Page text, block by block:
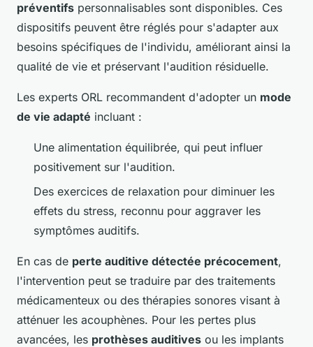
préventifs personnalisables sont disponibles. Ces
dispositifs peuvent être réglés pour s'adapter aux
besoins spécifiques de l'individu, améliorant ainsi la
qualité de vie et préservant l'audition résiduelle.
Les experts ORL recommandent d'adopter un mode
de vie adapté incluant :
Une alimentation équilibrée, qui peut influer
positivement sur l'audition.
Des exercices de relaxation pour diminuer les
effets du stress, reconnu pour aggraver les
symptômes auditifs.
En cas de perte auditive détectée précocement,
l'intervention peut se traduire par des traitements
médicamenteux ou des thérapies sonores visant à
atténuer les acouphènes. Pour les pertes plus
avancées, les prothèses auditives ou les implants